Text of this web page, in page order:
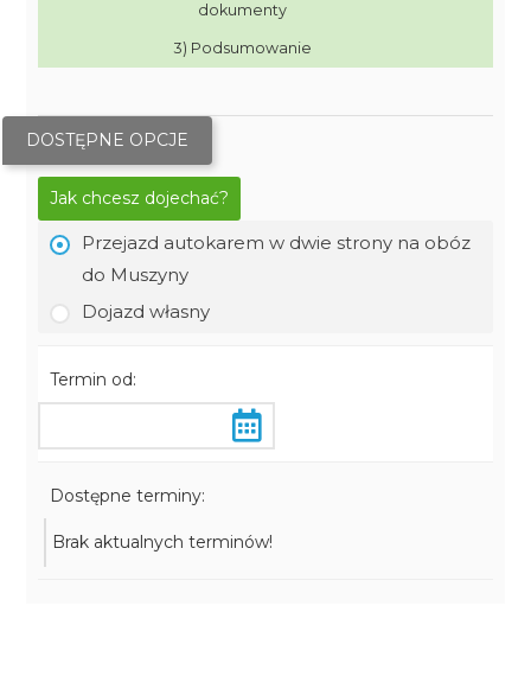
dokumenty
3) Podsumowanie
DOSTĘPNE OPCJE
Jak chcesz dojechać?
Przejazd autokarem w dwie strony na obóz
do Muszyny
Dojazd własny
Termin od:
Dostępne terminy:
Brak aktualnych terminów!